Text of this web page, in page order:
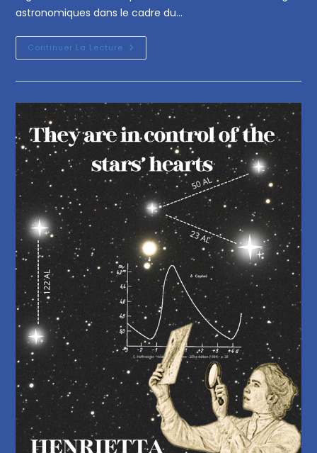
astronomiques dans le cadre du…
Continuer La Lecture